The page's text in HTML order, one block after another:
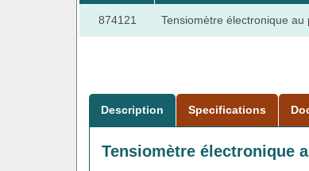
874121 Tensiomètre électronique au
Description Specifications
Tensiomètre électronique